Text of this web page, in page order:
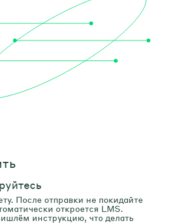
После отправки не покидайте
откроется LMS.
инструкцию, что делать